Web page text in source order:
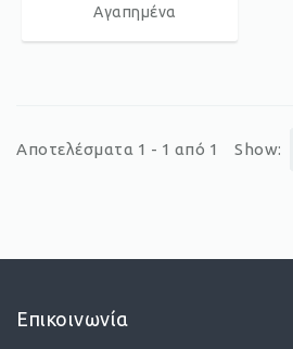
Αγαπημένα
Αποτελέσματα 1 - 1 από 1 Show:
Επικοινωνία